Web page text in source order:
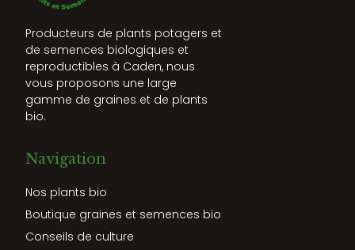
Producteurs de plants potagers et
de semences biologiques et
reproductibles à Caden, nous
vous proposons une large
gamme de graines et de plants
bio.
Navigation
Nos plants bio
Boutique graines et semences bio
Conseils de culture